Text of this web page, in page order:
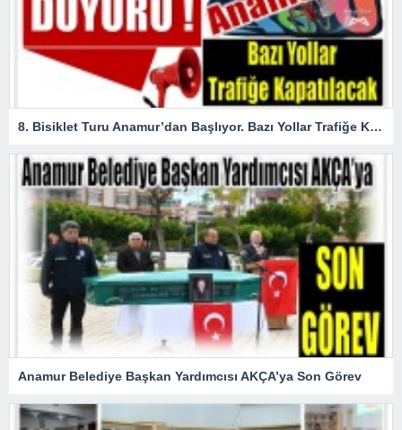
8. Bisiklet Turu Anamur’dan Başlıyor. Bazı Yollar Trafiğe Kapatılacak
Anamur Belediye Başkan Yardımcısı AKÇA’ya Son Görev